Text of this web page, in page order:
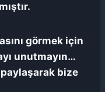
görmek için
unutmayın…
bize